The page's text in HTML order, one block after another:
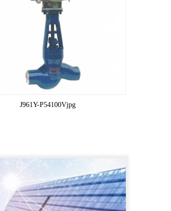
J961Y-P54100Vjpg